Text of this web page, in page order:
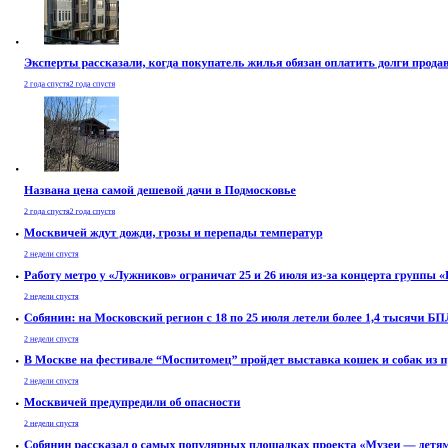
Эксперты рассказали, когда покупатель жилья обязан оплатить долги
2 года спустя2 года спустя
Названа цена самой дешевой дачи в Подмосковье
2 года спустя2 года спустя
Москвичей ждут дожди, грозы и перепады температур
2 недели спустя
Работу метро у «Лужников» ограничат 25 и 26 июля из-за концерта группы
2 недели спустя
Собянин: на Московский регион с 18 по 25 июля летели более 1,4 тысячи
2 недели спустя
В Москве на фестивале “Моспитомец” пройдет выставка кошек и собак из
2 недели спустя
Москвичей предупредили об опасности
2 недели спустя
Собянин рассказал о самых популярных площадках проекта «Музеи —